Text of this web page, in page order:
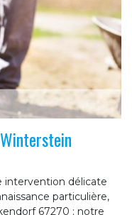
intervention délicate
particulière,
67270 ; notre